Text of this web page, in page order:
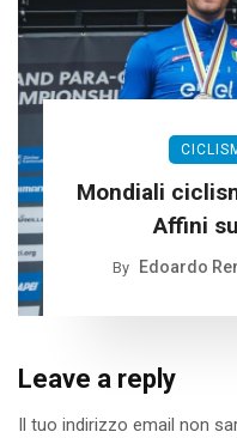
Mondiali
Affini
By Edoardo
Leave a reply
Il tuo indirizzo email non